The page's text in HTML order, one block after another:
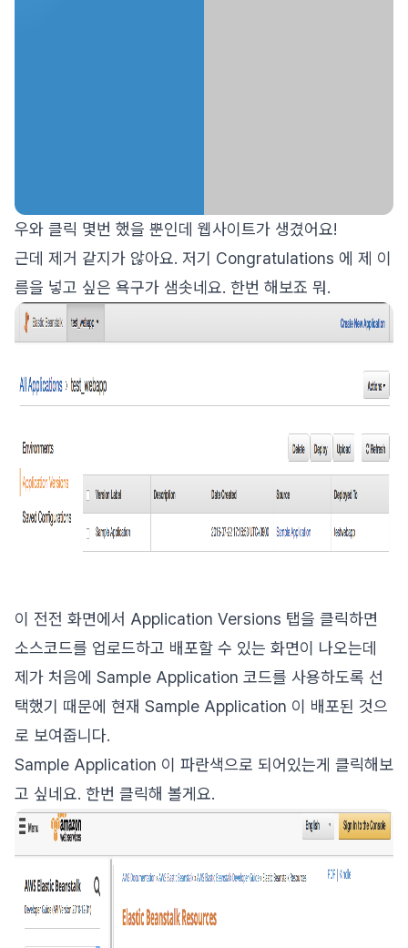
우와 클릭 몇번 했을 뿐인데 웹사이트가 생겼어요!
근데 제거 같지가 않아요. 저기 Congratulations 에 제 이
름을 넣고 싶은 욕구가 샘솟네요. 한번 해보죠 뭐.
이 전전 화면에서 Application Versions 탭을 클릭하면
소스코드를 업로드하고 배포할 수 있는 화면이 나오는데
제가 처음에 Sample Application 코드를 사용하도록 선
택했기 때문에 현재 Sample Application 이 배포된 것으
로 보여줍니다.
Sample Application 이 파란색으로 되어있는게 클릭해보
고 싶네요. 한번 클릭해 볼게요.